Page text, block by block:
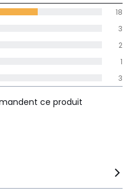
des avis
les
3
1
2
3
18
ce produit